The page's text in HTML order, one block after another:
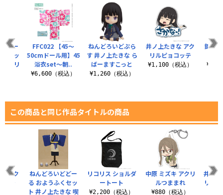
ねんどろいどぷら
す 井ノ上たきな ら
ばーますこっと
¥1,260（税込）
井ノ上たきな アク
リルピョコッテ
¥1,100（税込）
錦木
どー
セッ
茶リ
FFC022 【45～
50cmドール用】45
浴衣set～朝..
¥6,600（税込）
この商品と同じ作品タイトルの商品
リコリス ショルダ
ートート
¥2,200（税込）
中原 ミズキ アクリ
ルつままれ
¥880（税込）
井ノ上
リル
アク
ねんどろいどどー
る おようふくセッ
ト 井ノ上たきな 喫